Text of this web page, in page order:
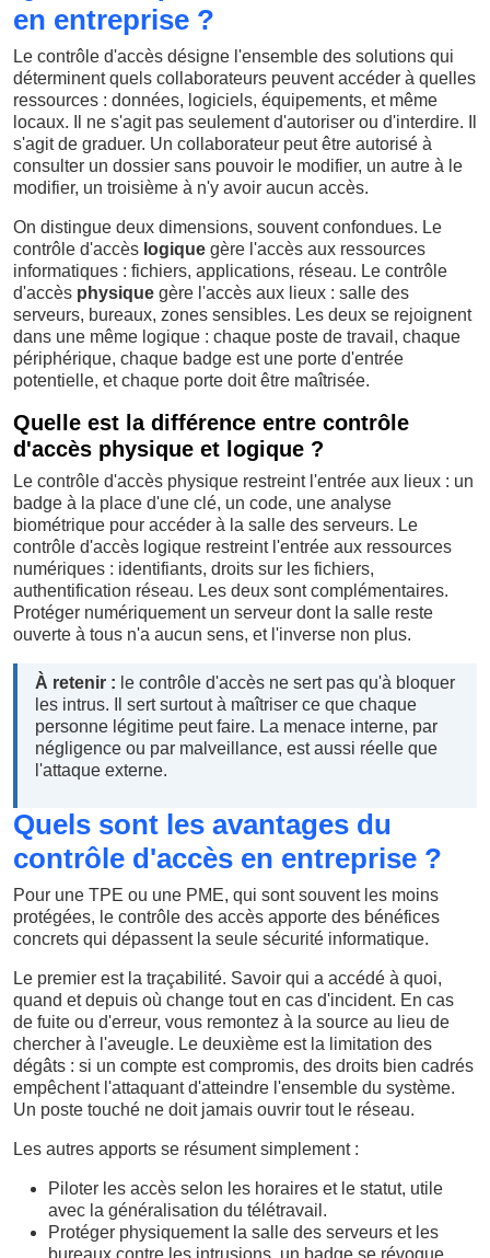
en entreprise ?
Le contrôle d'accès désigne l'ensemble des solutions qui
déterminent quels collaborateurs peuvent accéder à quelles
ressources : données, logiciels, équipements, et même
locaux. Il ne s'agit pas seulement d'autoriser ou d'interdire. Il
s'agit de graduer. Un collaborateur peut être autorisé à
consulter un dossier sans pouvoir le modifier, un autre à le
modifier, un troisième à n'y avoir aucun accès.
On distingue deux dimensions, souvent confondues. Le
contrôle d'accès logique gère l'accès aux ressources
informatiques : fichiers, applications, réseau. Le contrôle
d'accès physique gère l'accès aux lieux : salle des
serveurs, bureaux, zones sensibles. Les deux se rejoignent
dans une même logique : chaque poste de travail, chaque
périphérique, chaque badge est une porte d'entrée
potentielle, et chaque porte doit être maîtrisée.
Quelle est la différence entre contrôle
d'accès physique et logique ?
Le contrôle d'accès physique restreint l'entrée aux lieux : un
badge à la place d'une clé, un code, une analyse
biométrique pour accéder à la salle des serveurs. Le
contrôle d'accès logique restreint l'entrée aux ressources
numériques : identifiants, droits sur les fichiers,
authentification réseau. Les deux sont complémentaires.
Protéger numériquement un serveur dont la salle reste
ouverte à tous n'a aucun sens, et l'inverse non plus.
À retenir : le contrôle d'accès ne sert pas qu'à bloquer
les intrus. Il sert surtout à maîtriser ce que chaque
personne légitime peut faire. La menace interne, par
négligence ou par malveillance, est aussi réelle que
l'attaque externe.
Quels sont les avantages du
contrôle d'accès en entreprise ?
Pour une TPE ou une PME, qui sont souvent les moins
protégées, le contrôle des accès apporte des bénéfices
concrets qui dépassent la seule sécurité informatique.
Le premier est la traçabilité. Savoir qui a accédé à quoi,
quand et depuis où change tout en cas d'incident. En cas
de fuite ou d'erreur, vous remontez à la source au lieu de
chercher à l'aveugle. Le deuxième est la limitation des
dégâts : si un compte est compromis, des droits bien cadrés
empêchent l'attaquant d'atteindre l'ensemble du système.
Un poste touché ne doit jamais ouvrir tout le réseau.
Les autres apports se résument simplement :
Piloter les accès selon les horaires et le statut, utile
avec la généralisation du télétravail.
Protéger physiquement la salle des serveurs et les
bureaux contre les intrusions, un badge se révoque,